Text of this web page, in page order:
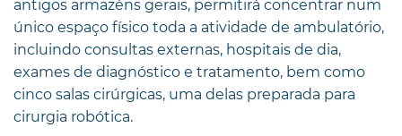
antigos armazéns gerais, permitirá concentrar num
único espaço físico toda a atividade de ambulatório,
incluindo consultas externas, hospitais de dia,
exames de diagnóstico e tratamento, bem como
cinco salas cirúrgicas, uma delas preparada para
cirurgia robótica.